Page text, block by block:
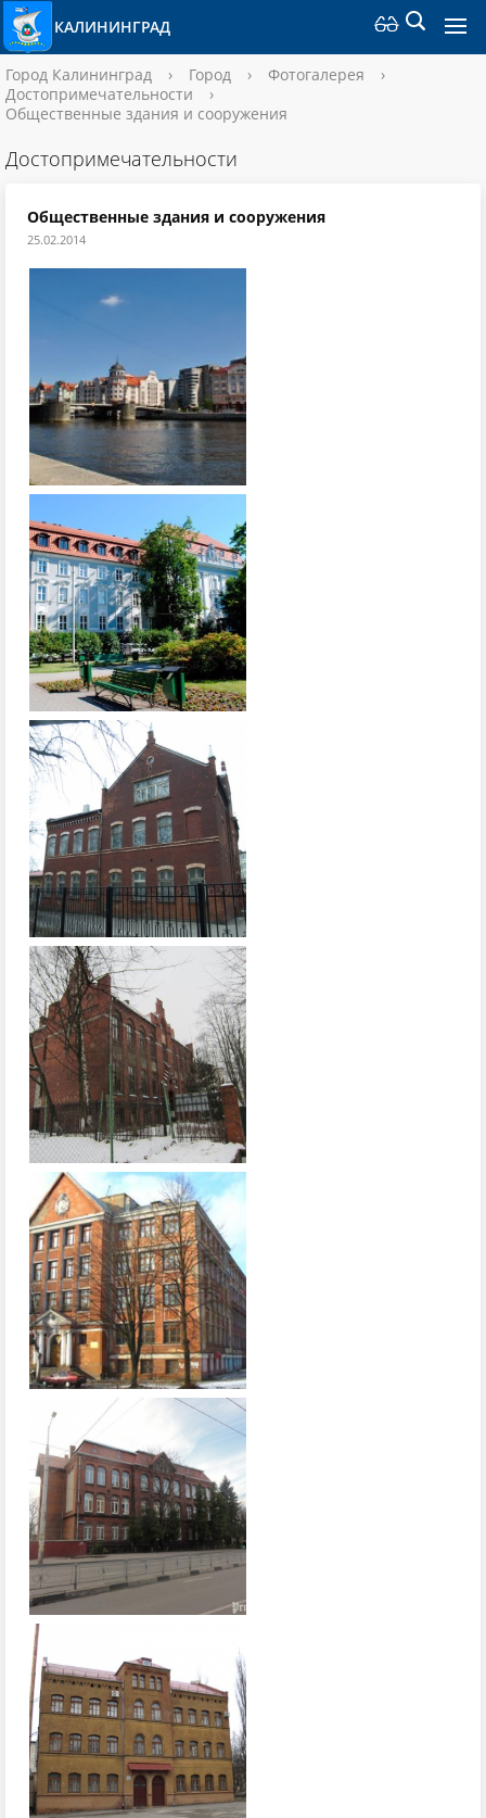
КАЛИНИНГРАД
Город Калининград › Город › Фотогалерея
›
Достопримечательности
›
Общественные здания и сооружения
Достопримечательности
Общественные здания и сооружения
25.02.2014